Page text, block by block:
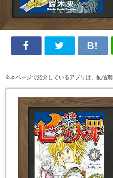
※本ページで紹介しているアプリは、配信